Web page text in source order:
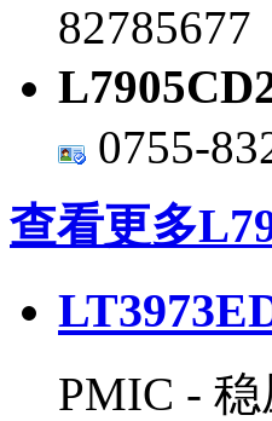
82785677
0755-
查看更多
PMIC -